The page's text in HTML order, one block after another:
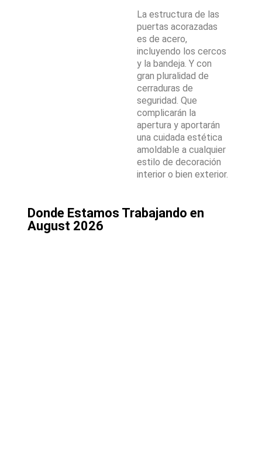
La estructura de las
puertas acorazadas
es de acero,
incluyendo los cercos
y la bandeja. Y con
gran pluralidad de
cerraduras de
seguridad. Que
complicarán la
apertura y aportarán
una cuidada estética
amoldable a cualquier
estilo de decoración
interior o bien exterior.
Donde Estamos Trabajando en
August 2026